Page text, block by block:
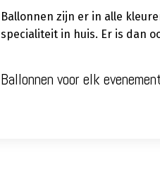
Ballonnen zijn er in alle
specialiteit in huis. Er is dan
Ballonnen voor elk